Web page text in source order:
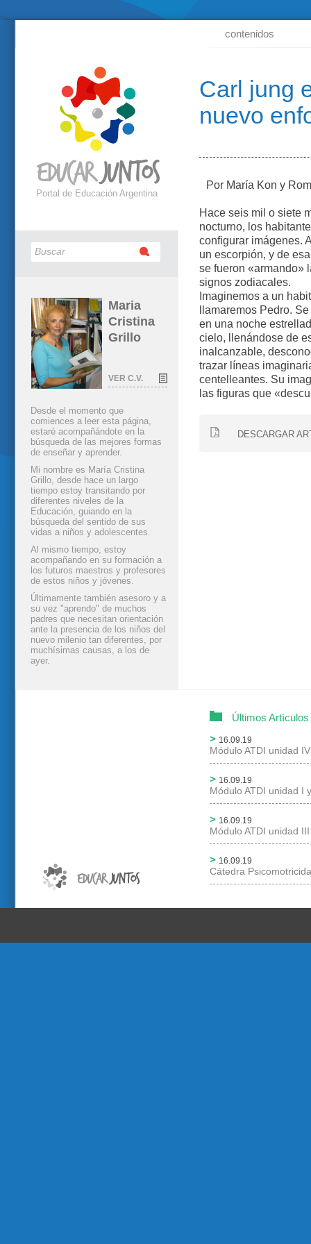
contenidos
Carl jung
nuevo
Por María Kon y
Hace seis mil o siete
nocturno, los
configurar imágenes.
un escorpión, y de
se fueron «armando»
signos zodiacales.
Imaginemos a un
llamaremos Pedro.
en una noche
cielo, llenándose de
inalcanzable,
trazar líneas
centelleantes. Su
las figuras que
DESCARGAR
Portal de Educación Argentina
Maria
Cristina
Grillo
VER C.V.
Desde el momento que
comiences a leer esta página,
estaré acompañándote en la
búsqueda de las mejores formas
de enseñar y aprender.
Mi nombre es María Cristina
Grillo, desde hace un largo
tiempo estoy transitando por
diferentes niveles de la
Educación, guiando en la
búsqueda del sentido de sus
vidas a niños y adolescentes.
Al mismo tiempo, estoy
acompañando en su formación a
los futuros maestros y profesores
de estos niños y jóvenes.
Últimamente también asesoro y a
su vez "aprendo" de muchos
padres que necesitan orientación
ante la presencia de los niños del
nuevo milenio tan diferentes, por
muchísimas causas, a los de
ayer.
Últimos Artículos
16.09.19
Módulo ATDI unidad IV
16.09.19
Módulo ATDI unidad I
16.09.19
Módulo ATDI unidad III
16.09.19
Cátedra